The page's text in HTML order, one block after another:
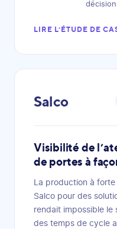
LIRE L’ÉTUDE DE
Salco
Visibilité de
de portes à
La production à
Salco pour des
rendait impossible le
des temps de cycle